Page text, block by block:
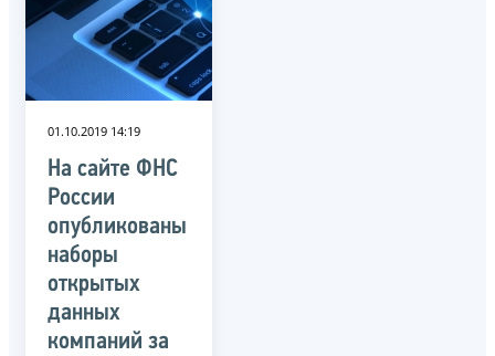
01.10.2019 14:19
На сайте ФНС
России
опубликованы
наборы
открытых
данных
компаний за